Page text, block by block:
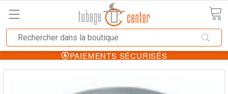
PAIEMENTS SÉCURISÉS